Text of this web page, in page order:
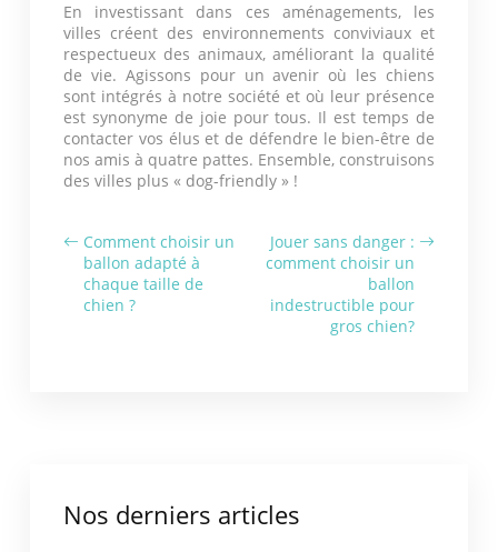
En investissant dans ces aménagements, les
villes créent des environnements conviviaux et
respectueux des animaux, améliorant la qualité
de vie. Agissons pour un avenir où les chiens
sont intégrés à notre société et où leur présence
est synonyme de joie pour tous. Il est temps de
contacter vos élus et de défendre le bien-être de
nos amis à quatre pattes. Ensemble, construisons
des villes plus « dog-friendly » !
Comment choisir un
ballon adapté à
chaque taille de
chien ?
Jouer sans danger :
comment choisir un
ballon
indestructible pour
gros chien?
Nos derniers articles